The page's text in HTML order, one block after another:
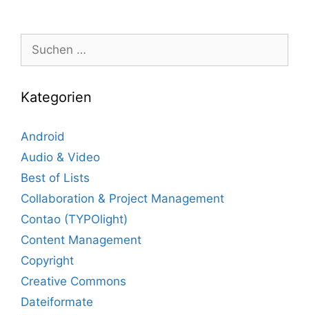
Suche
nach:
Kategorien
Android
Audio & Video
Best of Lists
Collaboration & Project Management
Contao (TYPOlight)
Content Management
Copyright
Creative Commons
Dateiformate